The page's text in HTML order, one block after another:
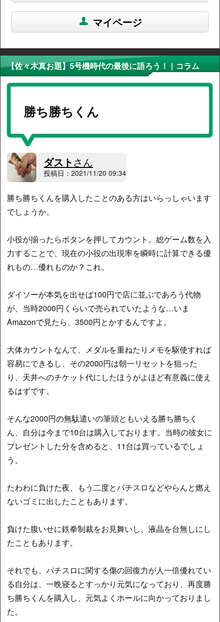
マイページ
【佐々木真お題】5号機時代の最後に語ろう！ | コラム
勝ち勝ちくん
ダストさん
投稿日：2021/11/20 09:34
勝ち勝ちくんを購入したことのある方はいらっしゃいます
でしょうか。
小役が揃ったらボタンを押してカウント。総ゲーム数を入
力することで、現在の小役の出現率を瞬時に計算できる優
れもの…優れものか？これ。
ダイソーが本気を出せば100円で店に並ぶであろう代物
が、当時2000円くらいで売られていたような…いま
Amazonで見たら、3500円とかするんですよ。
大体カウントなんて、メダルを重ねたりメモを駆使すれば
容易にできるし、その2000円は朝一リセットを狙った
り、天井へのチケット代にしたほうがよほど有意義に使え
るはずです。
そんな2000円の無駄遣いの筆頭ともいえる勝ち勝ちく
ん、自分は今まで10台は購入しております。当時の彼女に
プレゼントした分を含めると、11台は買っているでしょ
う。
たわわに負けた夜、もう二度とパチスロなどやらんと燃え
ないゴミに出したこともあります。
負けた腹いせに鉄拳制裁をお見舞いし、液晶を台無しにし
たこともあります。
それでも、パチスロに関する傷の回復力が人一倍優れてい
る自分は、一晩寝るとすっかり元気になっており、再度勝
ち勝ちくんを購入し、元気よくホールに向かっておりまし
た。